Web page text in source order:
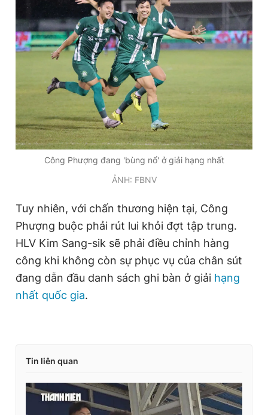
Công Phượng đang 'bùng nổ' ở giải hạng nhất
ẢNH: FBNV
Tuy nhiên, với chấn thương hiện tại, Công
Phượng buộc phải rút lui khỏi đợt tập trung.
HLV Kim Sang-sik sẽ phải điều chỉnh hàng
công khi không còn sự phục vụ của chân sút
đang dẫn đầu danh sách ghi bàn ở giải hạng
nhất quốc gia.
Tin liên quan